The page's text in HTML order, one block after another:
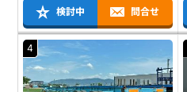
検討中 問合せ
4